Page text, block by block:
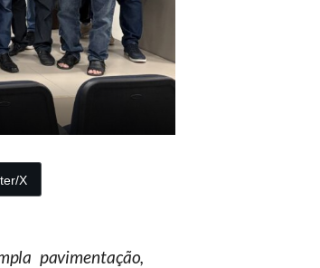
X
pavimentação,